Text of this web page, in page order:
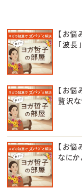
【お
「波
【お悩
贅沢な
【お悩
なにか